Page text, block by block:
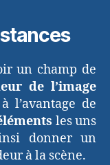
un champ de
de l’image
l’avantage de
les uns
donner un
à la scène.